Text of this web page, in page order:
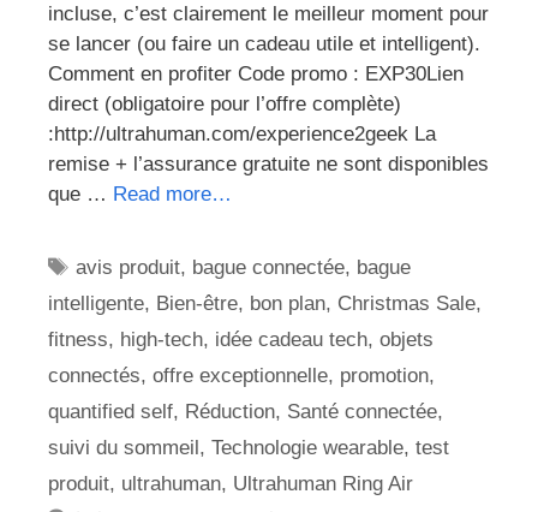
incluse, c’est clairement le meilleur moment pour
se lancer (ou faire un cadeau utile et intelligent).
Comment en profiter Code promo : EXP30Lien
direct (obligatoire pour l’offre complète)
:http://ultrahuman.com/experience2geek La
remise + l’assurance gratuite ne sont disponibles
que … Read more…
Étiquettes
avis produit, bague connectée, bague
intelligente, Bien-être, bon plan, Christmas Sale,
fitness, high-tech, idée cadeau tech, objets
connectés, offre exceptionnelle, promotion,
quantified self, Réduction, Santé connectée,
suivi du sommeil, Technologie wearable, test
produit, ultrahuman, Ultrahuman Ring Air